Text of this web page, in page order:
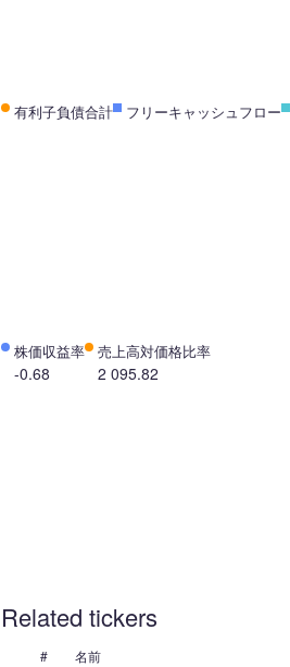
有利子負債合計 フリーキャッシュフロー
株価収益率
-0.68
売上高対価格比率
2 095.82
Related tickers
# 名前